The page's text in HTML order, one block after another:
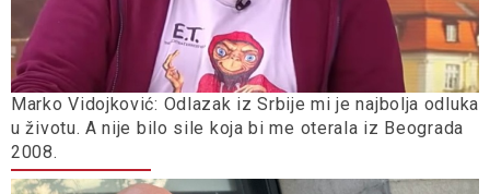
Marko Vidojković: Odlazak iz Srbije mi je najbolja odluka
u životu. A nije bilo sile koja bi me oterala iz Beograda
2008.